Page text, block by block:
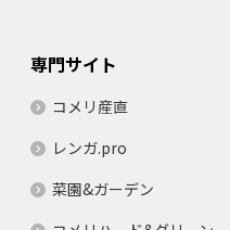
専門サイト
コメリ産直
レンガ.pro
菜園&ガーデン